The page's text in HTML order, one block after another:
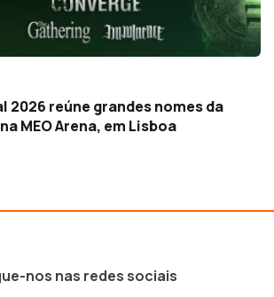
2026 reúne grandes nomes da
MEO Arena, em Lisboa
nos nas redes sociais